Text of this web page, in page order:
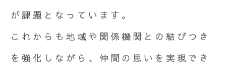
が課題となっています。
これからも地域や関係機関との結びつき
を強化しながら、仲間の思いを実現でき